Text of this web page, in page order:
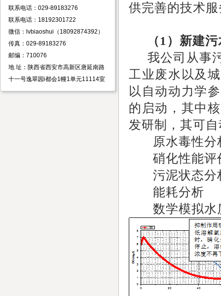
联系电话：029-89183276
联系电话：18192301722
微信：lvbiaoshui（18092874392）
传真：029-89183276
邮编：710076
地 址：陕西省西安市高新区唐延南路
十一号逸翠园i都会1幢1单元11114室
供完善的技术
（1 ）新建
我公司从事
工业废水以及
以自动动力学
的启动，其中
发研制，其可
原水毒性分
硝化性能评
污泥状态分
能耗分析
数学模拟水